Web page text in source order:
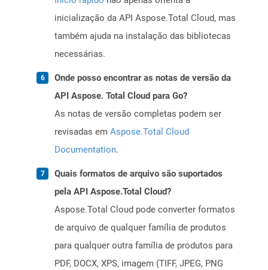
inicialização da API Aspose.Total Cloud, mas
também ajuda na instalação das bibliotecas
necessárias.
Onde posso encontrar as notas de versão da
API Aspose. Total Cloud para Go?
As notas de versão completas podem ser
revisadas em Aspose.Total Cloud
Documentation.
Quais formatos de arquivo são suportados
pela API Aspose.Total Cloud?
Aspose.Total Cloud pode converter formatos
de arquivo de qualquer família de produtos
para qualquer outra família de produtos para
PDF, DOCX, XPS, imagem (TIFF, JPEG, PNG